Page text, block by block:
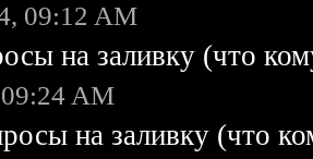
09:12 AM
на заливку (что
AM
на заливку (что